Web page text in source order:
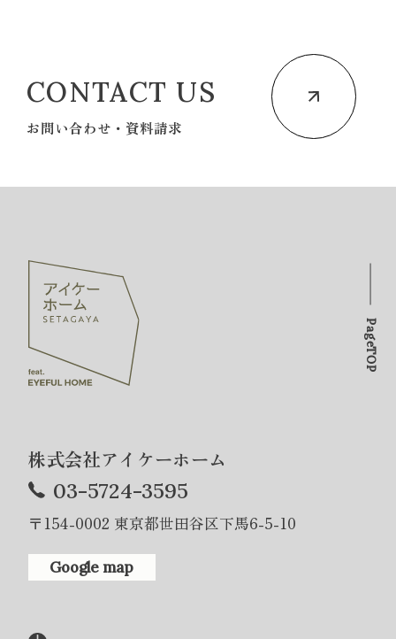
CONTACT US
お問い合わせ・資料請求
株式会社アイケーホーム
03-5724-3595
〒154-0002 東京都世田谷区下馬6-5-10
Google map
PageTOP